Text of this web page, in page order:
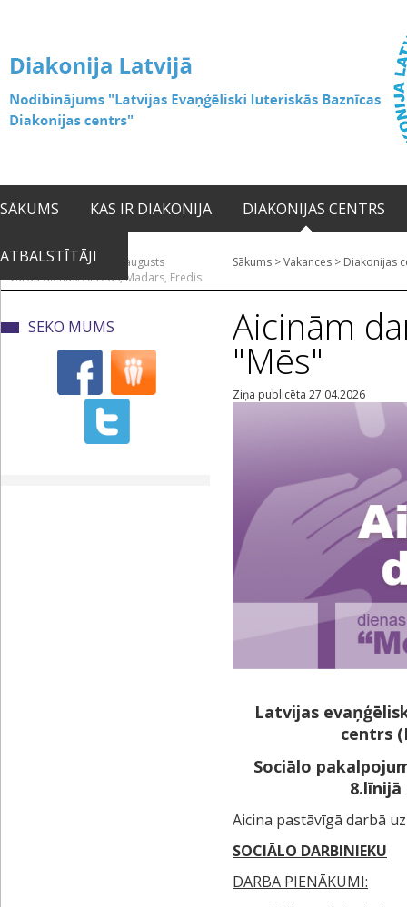
SĀKUMS KAS IR DIAKONIJA DIAKONIJAS CENTRS
ATBALSTĪTĀJI2026. gada 07. augusts
Vārda dienas: Alfrēds, Madars, Fredis
Sākums >Vakances > Diakonijas
SEKO MUMS Aicinām
"Mēs"
Ziņa publicēta 27.04.2026
Latvijas
centrs
Sociālo
Aicina pastāvīgā darbā
SOCIĀLO DARBINIEKU
DARBA PIENĀKUMI: